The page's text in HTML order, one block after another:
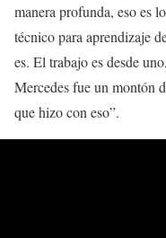
manera profunda, eso es
técnico para aprendizaje
es. El trabajo es desde
Mercedes fue un montón
que hizo con eso”.